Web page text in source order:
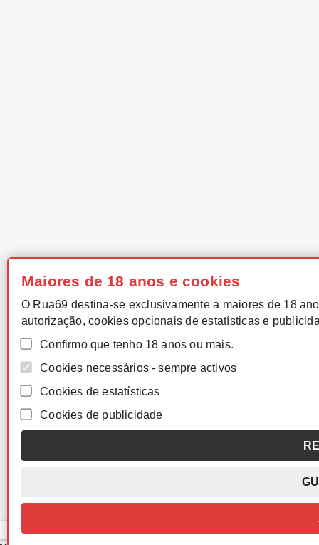
Maiores de 18 anos e cookies
O Rua69 destina-se exclusivamente a maiores de 18
autorização, cookies opcionais de estatísticas e
Confirmo que tenho 18 anos ou mais.
Cookies necessários - sempre activos
Cookies de estatísticas
Cookies de publicidade